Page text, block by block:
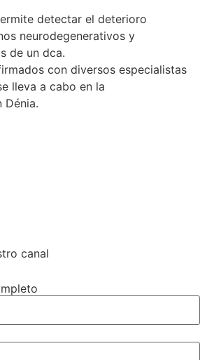
detectar el deterioro
neurodegenerativos y
de un dca.
con diversos especialistas
lleva a cabo en la
Dénia.
canal